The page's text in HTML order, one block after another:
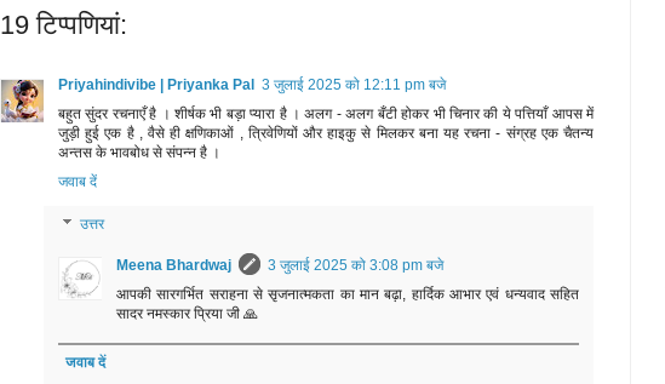
19 टिप्‍पणियां:
Priyahindivibe | Priyanka Pal
3 जुलाई 2025 को 12:11 pm बजे
बहुत सुंदर रचनाएँ है । शीर्षक भी बड़ा प्यारा है । अलग - अलग बँटी होकर भी चिनार की ये पत्तियाँ आपस में
जुड़ी हुई एक है , वैसे ही क्षणिकाओं , त्रिवेणियों और हाइकु से मिलकर बना यह रचना - संग्रह एक चैतन्य
अन्तस के भावबोध से संपन्न है ।
जवाब दें
उत्तर
Meena Bhardwaj
3 जुलाई 2025 को 3:08 pm बजे
आपकी सारगर्भित सराहना से सृजनात्मकता का मान बढ़ा, हार्दिक आभार एवं धन्यवाद सहित
सादर नमस्कार प्रिया जी 🙏
जवाब दें